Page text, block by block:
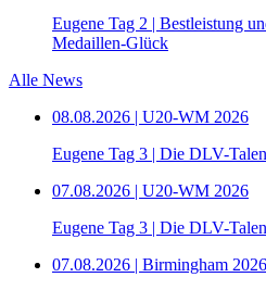
Eugene Tag 2 | Bestleistung
Medaillen-Glück
Alle News
08.08.2026 | U20-WM 2026
Eugene Tag 3 | Die DLV-
07.08.2026 | U20-WM 2026
Eugene Tag 3 | Die DLV-
07.08.2026 | Birmingham 2026